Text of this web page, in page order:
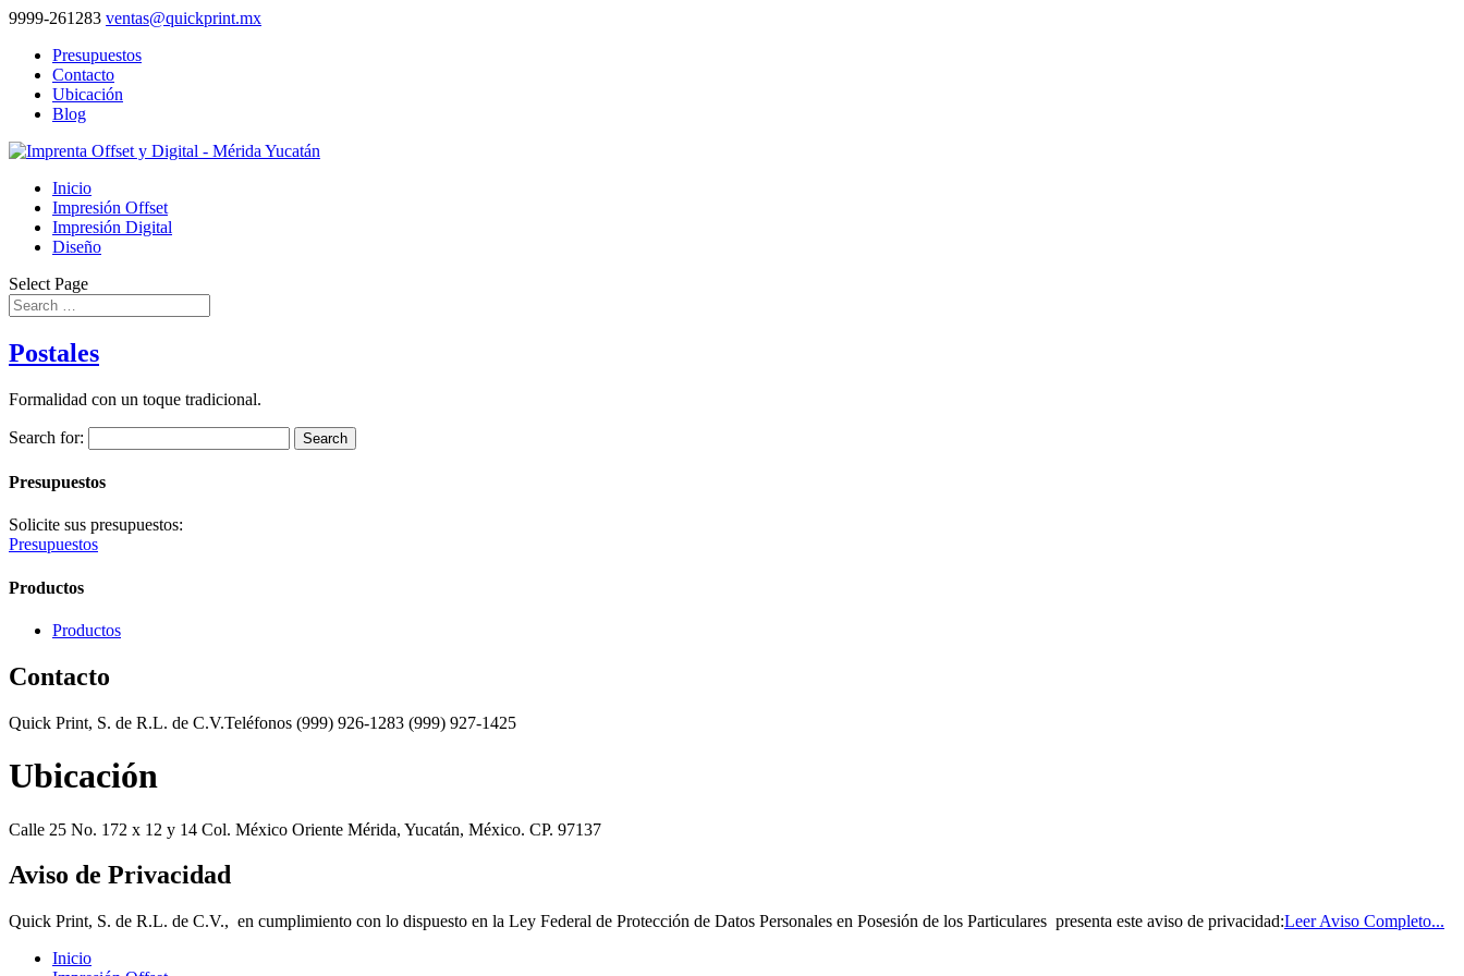
9999-261283 ventas@quickprint.mx
Presupuestos
Contacto
Ubicación
Blog
Inicio
Impresión Offset
Impresión Digital
Diseño
Select Page
Postales
Formalidad con un toque tradicional.
Search for:
Presupuestos
Solicite sus presupuestos:
Presupuestos
Productos
Productos
Contacto
Quick Print, S. de R.L. de C.V.Teléfonos (999) 926-1283 (999) 927-1425
Ubicación
Calle 25 No. 172 x 12 y 14 Col. México Oriente Mérida, Yucatán, México. CP. 97137
Aviso de Privacidad
Quick Print, S. de R.L. de C.V., en cumplimiento con lo dispuesto en la Ley Federal de Protección de Datos Personales en Posesión de los Particulares presenta este aviso de privacidad:Leer Aviso Completo...
Inicio